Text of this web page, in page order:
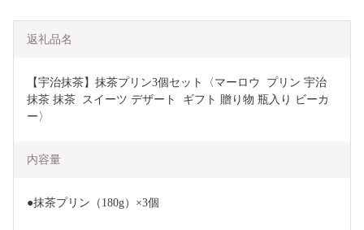
返礼品名
【宇治抹茶】抹茶プリン3個セット〈マーロウ  プリン 宇治
抹茶 抹茶  スイーツ デザート  ギフト 贈り物 瓶入り ビーカ
ー〉
内容量
●抹茶プリン（180g）×3個